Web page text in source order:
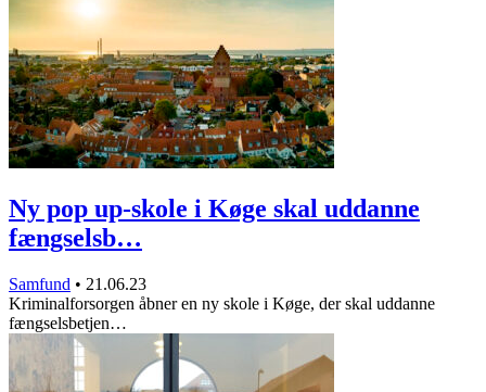
Ny pop up-skole i Køge skal uddanne
fængselsb…
Samfund • 21.06.23
Kriminalforsorgen åbner en ny skole i Køge, der skal uddanne
fængselsbetjen…